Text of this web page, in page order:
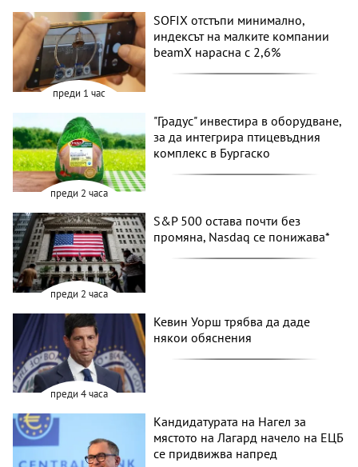
преди 1 час
SOFIX отстъпи минимално,
индексът на малките компании
beamX нарасна с 2,6%
преди 2 часа
"Градус" инвестира в оборудване,
за да интегрира птицевъдния
комплекс в Бургаско
преди 2 часа
S&P 500 остава почти без
промяна, Nasdaq се понижава*
преди 4 часа
Кевин Уорш трябва да даде
някои обяснения
Кандидатурата на Нагел за
мястото на Лагард начело на ЕЦБ
се придвижва напред